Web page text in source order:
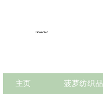
主页 菠萝纺织品
PinoGreen